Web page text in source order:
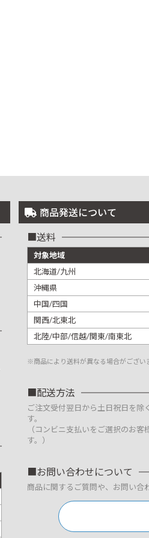
商品発送について
送料
対象地域
北海道/九州
沖縄県
中国/四国
関西/北東北
北陸/中部/信越/関東/南東北
※商品により送料が異なる場合がござい
配送方法
ご注文受付翌日から土日祝日を
す。
（コンビニ支払いをご選択のお
す。）
お問い合わせについて
商品に関するご質問や、お問い合